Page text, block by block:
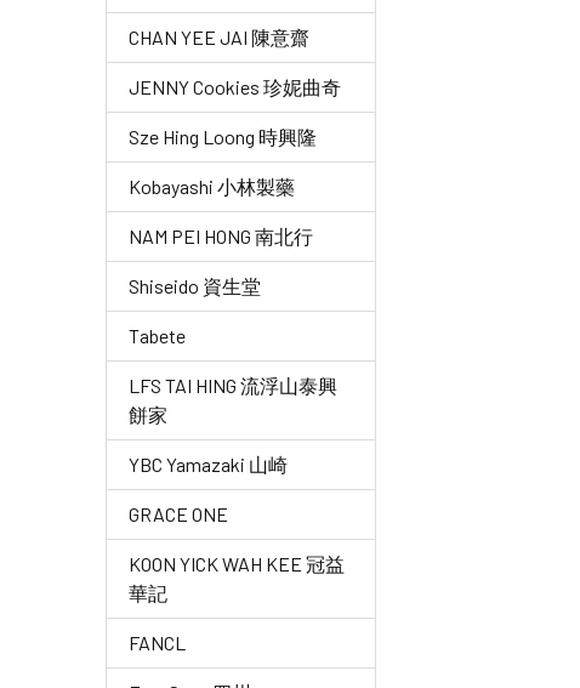
CHAN YEE JAI 陳意齋
JENNY Cookies 珍妮曲奇
Sze Hing Loong 時興隆
Kobayashi 小林製藥
NAM PEI HONG 南北行
Shiseido 資生堂
Tabete
LFS TAI HING 流浮山泰興
餅家
YBC Yamazaki 山崎
GRACE ONE
KOON YICK WAH KEE 冠益
華記
FANCL